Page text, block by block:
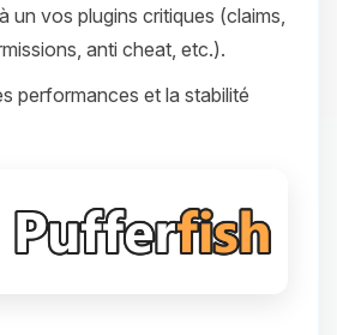
un vos plugins critiques (claims,
anti cheat, etc.).
performances et la stabilité